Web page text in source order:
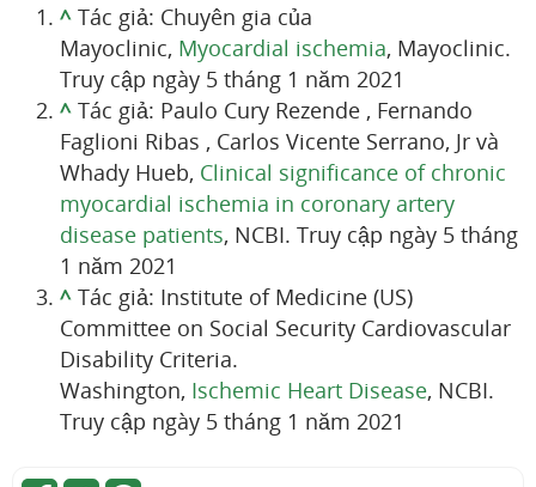
^ Tác giả: Chuyên gia của
Mayoclinic, Myocardial ischemia, Mayoclinic.
Truy cập ngày 5 tháng 1 năm 2021
^ Tác giả: Paulo Cury Rezende , Fernando
Faglioni Ribas , Carlos Vicente Serrano, Jr và
Whady Hueb, Clinical significance of chronic
myocardial ischemia in coronary artery
disease patients, NCBI. Truy cập ngày 5 tháng
1 năm 2021
^ Tác giả: Institute of Medicine (US)
Committee on Social Security Cardiovascular
Disability Criteria.
Washington, Ischemic Heart Disease, NCBI.
Truy cập ngày 5 tháng 1 năm 2021